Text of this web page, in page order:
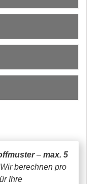
– max. 5
Wir berechnen pro
Ihre